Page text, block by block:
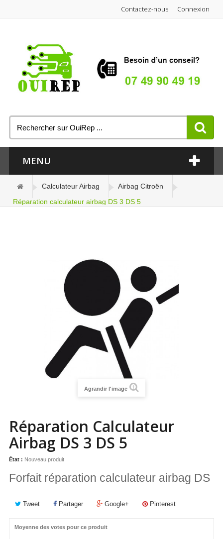
Connexion
Contactez-nous
MENU
Calculateur Airbag
Airbag Citroën
Réparation calculateur airbag DS 3 DS 5
Agrandir l'image
Réparation Calculateur
Airbag DS 3 DS 5
État : Nouveau produit
Forfait réparation calculateur airbag DS
Tweet Partager Google+ Pinterest
Moyenne des votes pour ce produit